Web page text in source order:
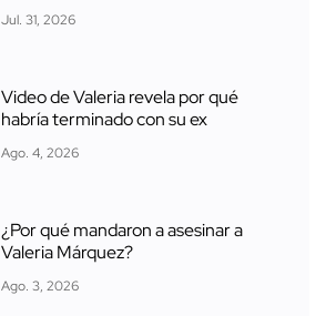
Jul. 31, 2026
Video de Valeria revela por qué
habría terminado con su ex
Ago. 4, 2026
¿Por qué mandaron a asesinar a
Valeria Márquez?
Ago. 3, 2026